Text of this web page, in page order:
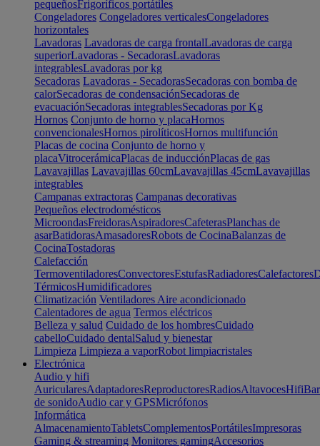
pequeñosFrigoríficos portátiles
Congeladores Congeladores verticalesCongeladores
horizontales
Lavadoras Lavadoras de carga frontalLavadoras de carga
superiorLavadoras - SecadorasLavadoras
integrablesLavadoras por kg
Secadoras Lavadoras - SecadorasSecadoras con bomba de
calorSecadoras de condensaciónSecadoras de
evacuaciónSecadoras integrablesSecadoras por Kg
Hornos Conjunto de horno y placaHornos
convencionalesHornos pirolíticosHornos multifunción
Placas de cocina Conjunto de horno y
placaVitrocerámicaPlacas de inducciónPlacas de gas
Lavavajillas Lavavajillas 60cmLavavajillas 45cmLavavajillas
integrables
Campanas extractoras Campanas decorativas
Pequeños electrodomésticos
MicroondasFreidorasAspiradoresCafeterasPlanchas de
asarBatidorasAmasadoresRobots de CocinaBalanzas de
CocinaTostadoras
Calefacción
TermoventiladoresConvectoresEstufasRadiadoresCalefactores
TérmicosHumidificadores
Climatización Ventiladores Aire acondicionado
Calentadores de agua Termos eléctricos
Belleza y salud Cuidado de los hombresCuidado
cabelloCuidado dentalSalud y bienestar
Limpieza Limpieza a vaporRobot limpiacristales
Electrónica
Audio y hifi
AuricularesAdaptadoresReproductoresRadiosAltavocesHifi
de sonidoAudio car y GPSMicrófonos
Informática
AlmacenamientoTabletsComplementosPortátilesImpresoras
Gaming & streaming Monitores gamingAccesorios